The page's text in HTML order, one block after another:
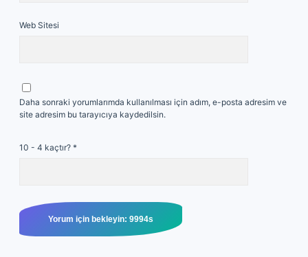
Web Sitesi
Daha sonraki yorumlarımda kullanılması için adım, e-posta adresim ve
site adresim bu tarayıcıya kaydedilsin.
10 - 4 kaçtır? *